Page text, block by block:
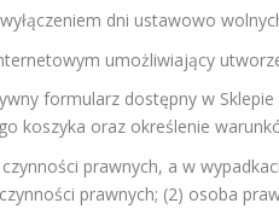
dni ustawowo
umożliwiający
formularz dostępny w
koszyka oraz określenie
prawnych, a w
prawnych; (2) osoba